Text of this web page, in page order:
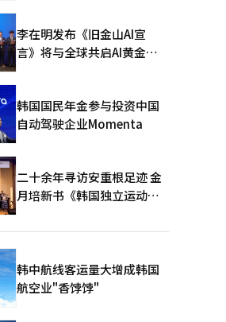
李在明发布《旧金山AI宣
言》将与全球共启AI黄金时
韩国国民年金参与投资中国
自动驾驶企业Momenta
二十余年寻访安重根足迹 金
月培新书《韩国独立运动圣
版
韩中航线客运量大增成韩国
航空业"香饽饽"